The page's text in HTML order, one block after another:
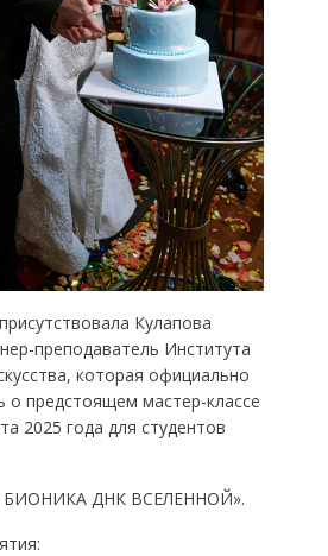
Кулапова
преподаватель Института
которая официально
о предстоящем мастер-классе
2025 года для студентов
ДНК ВСЕЛЕННОЙ».